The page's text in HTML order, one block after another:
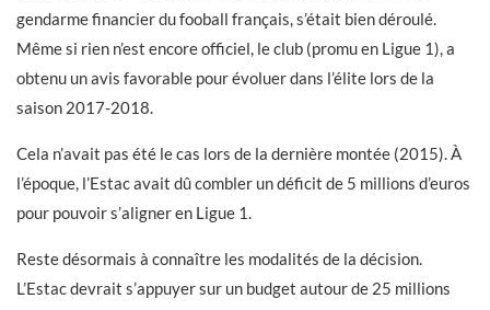
gendarme financier du fooball français, s’était bien déroulé.
Même si rien n’est encore officiel, le club (promu en Ligue 1), a
obtenu un avis favorable pour évoluer dans l’élite lors de la
saison 2017-2018.
Cela n’avait pas été le cas lors de la dernière montée (2015). À
l’époque, l’Estac avait dû combler un déficit de 5 millions d’euros
pour pouvoir s’aligner en Ligue 1.
Reste désormais à connaître les modalités de la décision.
L’Estac devrait s’appuyer sur un budget autour de 25 millions